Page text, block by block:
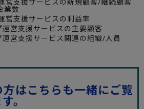
業数
営支援サービスの利益率
営支援サービスの主要顧客
営支援サービス関連の組織/人員
はこちらも一緒にご覧
。